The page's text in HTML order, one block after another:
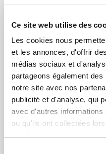
Ce site web utilise des
Les cookies nous
et les annonces, d'offrir
médias sociaux et
partageons également
notre site avec nos
publicité et d'analyse, qui
avec d'autres
ou qu'ils ont collectées
Activités
PROMO